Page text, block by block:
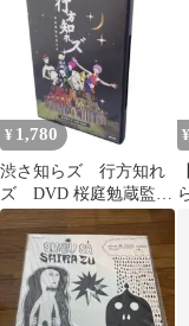
¥ 1,780
渋さ知らズ 行方知れ
ズ DVD 桜庭勉蔵監督
作品
¥